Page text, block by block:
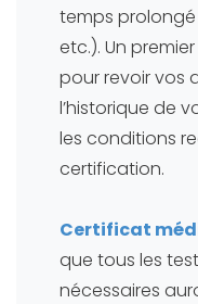
temps prolongé
etc.). Un
pour revoir vos
l’historique de
les conditions
certification.
Certificat
que tous les
nécessaires